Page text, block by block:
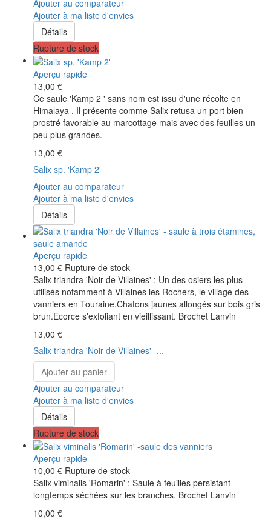
Ajouter au comparateur
Ajouter à ma liste d'envies
Détails
Rupture de stock
Aperçu rapide
13,00 €
Ce saule 'Kamp 2 ' sans nom est issu d'une récolte en
Himalaya . Il présente comme Salix retusa un port bien
prostré favorable au marcottage mais avec des feuilles un
peu plus grandes.
13,00 €
Salix sp. 'Kamp 2'
Ajouter au comparateur
Ajouter à ma liste d'envies
Détails
Aperçu rapide
13,00 € Rupture de stock
Salix triandra 'Noir de Villaines' : Un des osiers les plus
utilisés notamment à Villaines les Rochers, le village des
vanniers en Touraine.Chatons jaunes allongés sur bois gris
brun.Ecorce s'exfoliant en vieillissant. Brochet Lanvin
13,00 €
Salix triandra 'Noir de Villaines' -...
Ajouter au panier
Ajouter au comparateur
Ajouter à ma liste d'envies
Détails
Rupture de stock
Aperçu rapide
10,00 € Rupture de stock
Salix viminalis 'Romarin' : Saule à feuilles persistant
longtemps séchées sur les branches. Brochet Lanvin
10,00 €